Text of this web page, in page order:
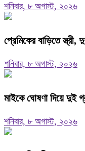
শনিবার, ৮ অগাস্ট, ২০২৬
প্রেমিকের বাড়িতে
শনিবার, ৮ অগাস্ট, ২০২৬
মাইকে ঘোষণা দিয়ে দুই
শনিবার, ৮ অগাস্ট, ২০২৬